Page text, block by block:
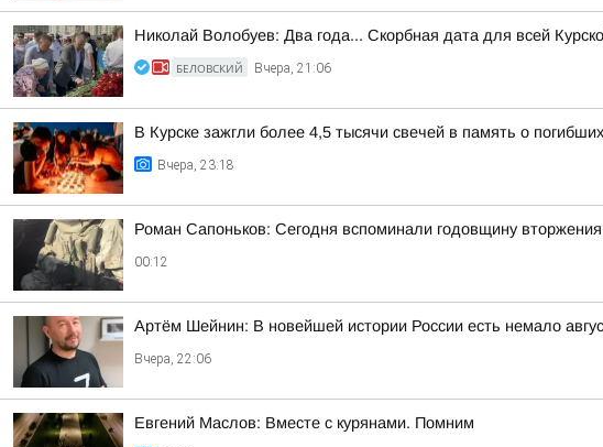
Николай Волобуев: Два года... Скорбная дата для всей
БЕЛОВСКИЙ Вчера, 21:06
В Курске зажгли более 4,5 тысячи свечей в память о
Вчера, 23:18
Роман Сапоньков: Сегодня вспоминали годовщину вторжения
00:12
Артём Шейнин: В новейшей истории России есть немало
Вчера, 22:06
Евгений Маслов: Вместе с курянами. Помним